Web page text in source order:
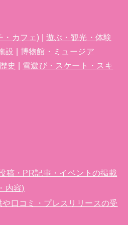
・カフェ)
遊ぶ・観光・体験
設
博物館・ミュージア
歴史
雪遊び・スケート・スキ
稿・PR記事・イベントの掲載
内容)
口コミ・プレスリリースの受